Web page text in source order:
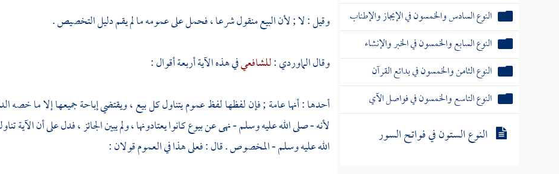
النوع السادس والخمسون في الإيجاز والإطناب
النوع السابع والخمسون في الخبر والإنشاء
النوع الثامن والخمسون في بدائع القرآن
النوع التاسع والخمسون في فواصل الآي
النوع الستون في فواتح السور
وقيل : لا ; لأن البيع منقول شرعا ، فحمل على عمومه ما لم يقم دليل التخصيص .
وقالالماوردي:للشافعيفي هذه الآية أربعة أقوال :
أحدها : أنها عامة ; فإن لفظها لفظ عموم يتناول كل بيع ، ويقتضي إباحة جميعها إلا ما خصه
لأنه - صلى الله عليه وسلم - نهى عن بيوع كانوا يعتادونها ، ولم يبين الجائز ، فدل على أن الآية
الله عليه وسلم - المخصوص . قال : فعلى هذا في العموم قولان :